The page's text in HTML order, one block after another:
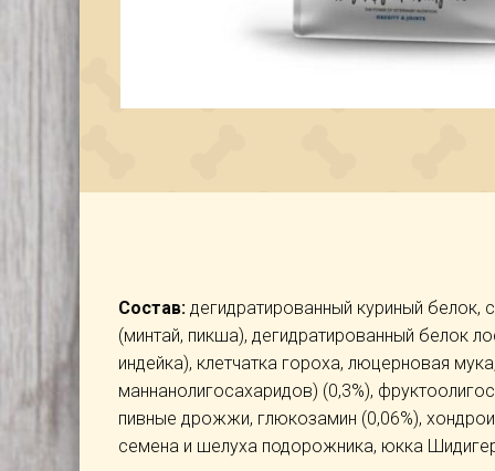
Состав: дегидратированный куриный белок,
(минтай, пикша), дегидратированный белок
индейка), клетчатка гороха, люцерновая
маннанолигосахаридов) (0,3%),
пивные дрожжи, глюкозамин (0,06%),
семена и шелуха подорожника, юкка